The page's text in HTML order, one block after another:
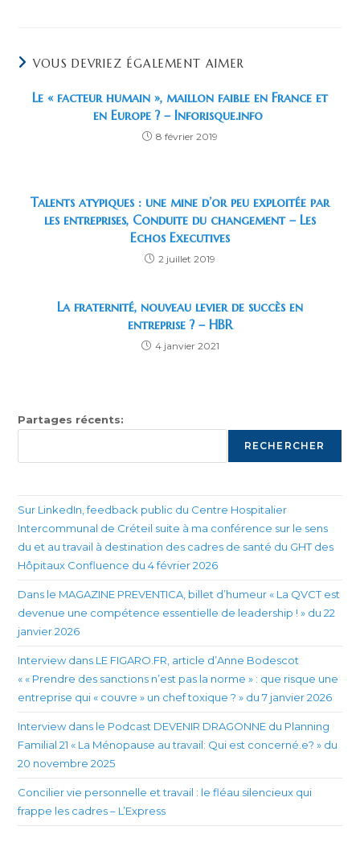
VOUS DEVRIEZ ÉGALEMENT AIMER
Le « facteur humain », maillon faible en France et
en Europe ? – Inforisque.info
8 février 2019
Talents atypiques : une mine d’or peu exploitée par
les entreprises, Conduite du changement – Les
Echos Executives
2 juillet 2019
La fraternité, nouveau levier de succès en
entreprise ? – HBR
4 janvier 2021
Partages récents:
RECHERCHER
Sur LinkedIn, feedback public du Centre Hospitalier
Intercommunal de Créteil suite à ma conférence sur le sens
du et au travail à destination des cadres de santé du GHT des
Hôpitaux Confluence du 4 février 2026
Dans le MAGAZINE PREVENTICA, billet d’humeur « La QVCT est
devenue une compétence essentielle de leadership ! » du 22
janvier 2026
Interview dans LE FIGARO.FR, article d’Anne Bodescot
« « Prendre des sanctions n’est pas la norme » : que risque une
entreprise qui « couvre » un chef toxique ? » du 7 janvier 2026
Interview dans le Podcast DEVENIR DRAGONNE du Planning
Familial 21 « La Ménopause au travail: Qui est concerné.e? » du
20 novembre 2025
Concilier vie personnelle et travail : le fléau silencieux qui
frappe les cadres – L’Express